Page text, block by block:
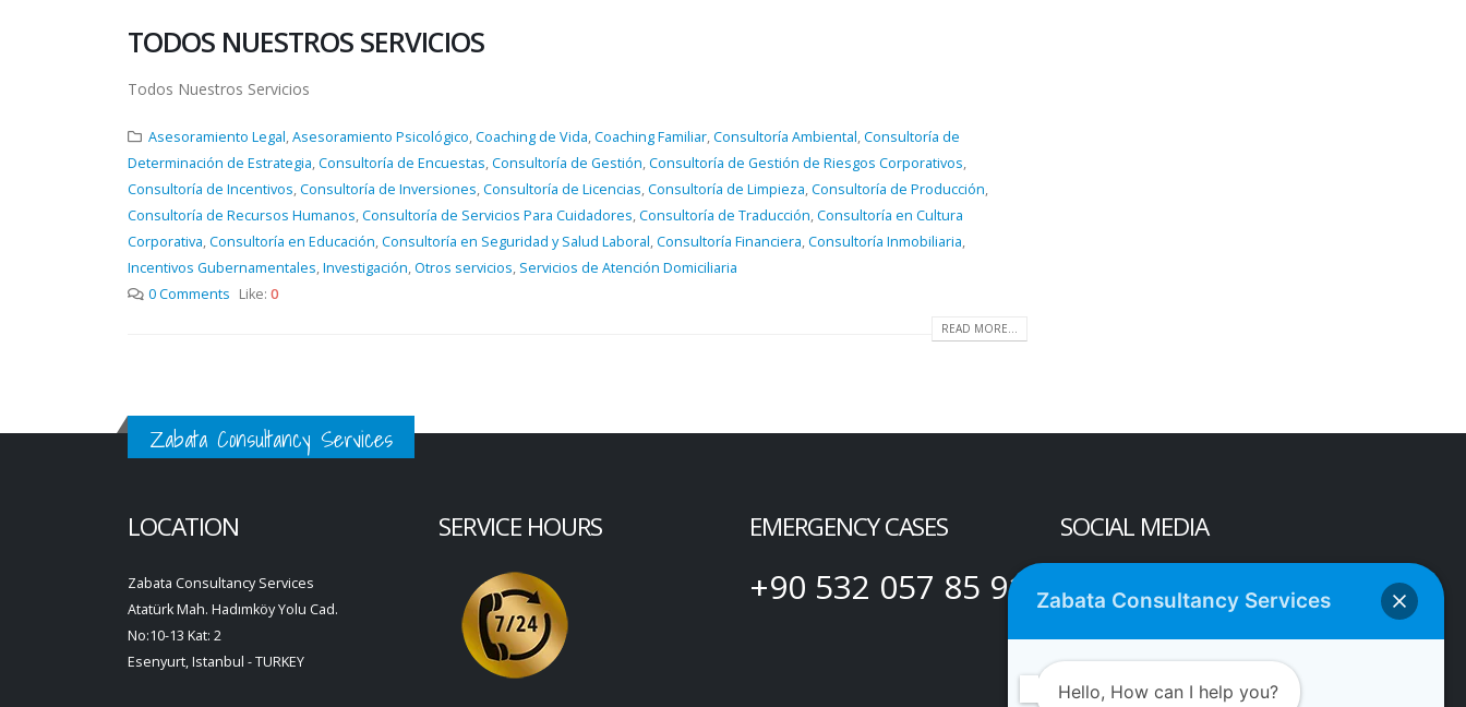
TODOS NUESTROS SERVICIOS
Todos Nuestros Servicios
Asesoramiento Legal,Asesoramiento Psicológico,Coaching de Vida,Coaching Familiar,Consultoría Ambiental,Consultoría de
Determinación de Estrategia,Consultoría de Encuestas,Consultoría de Gestión,Consultoría de Gestión de Riesgos Corporativos,
Consultoría de Incentivos,Consultoría de Inversiones,Consultoría de Licencias,Consultoría de Limpieza,Consultoría de Producción,
Consultoría de Recursos Humanos,Consultoría de Servicios Para Cuidadores,Consultoría de Traducción,Consultoría en Cultura
Corporativa,Consultoría en Educación,Consultoría en Seguridad y Salud Laboral,Consultoría Financiera,Consultoría Inmobiliaria,
Incentivos Gubernamentales,Investigación,Otros servicios, Servicios de Atención Domiciliaria
0 Comments Like: 0
READ MORE...
Zabata Consultancy Services
LOCATION
Zabata Consultancy Services
Atatürk Mah. Hadımköy Yolu Cad.
No:10-13 Kat: 2
Esenyurt, Istanbul - TURKEY
SERVICE HOURS EMERGENCY CASES
+90 532 057 85 91
SOCIAL MEDIA
Zabata Consultancy Services
Hello, How can I help you?